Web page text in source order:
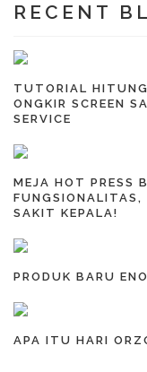
RECENT
TUTORIAL
ONGKIR SCREEN
SERVICE
MEJA HOT PRESS
FUNGSIONALITAS,
SAKIT KEPALA!
PRODUK BARU
APA ITU HARI